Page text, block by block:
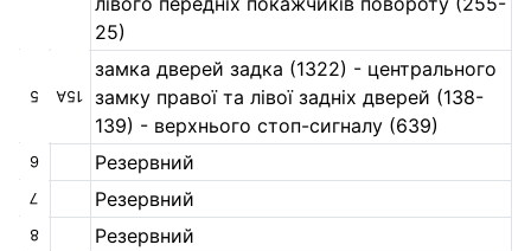
25)
5 15А
замка дверей задка (1322) - центрального
замку правої та лівої задніх дверей (138-
139) - верхнього стоп-сигналу (639)
6 Резервний
7 Резервний
8 Резервний